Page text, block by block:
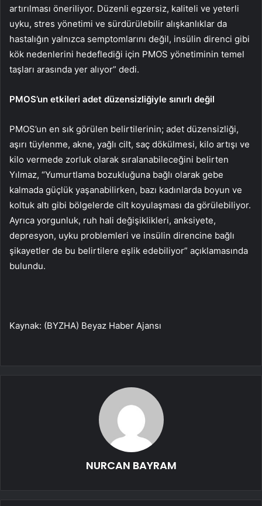
artırılması öneriliyor. Düzenli egzersiz, kaliteli ve yeterli
uyku, stres yönetimi ve sürdürülebilir alışkanlıklar da
hastalığın yalnızca semptomlarını değil, insülin direnci gibi
kök nedenlerini hedeflediği için PMOS yönetiminin temel
taşları arasında yer alıyor” dedi.
PMOS’un etkileri adet düzensizliğiyle sınırlı değil
PMOS’un en sık görülen belirtilerinin; adet düzensizliği,
aşırı tüylenme, akne, yağlı cilt, saç dökülmesi, kilo artışı ve
kilo vermede zorluk olarak sıralanabileceğini belirten
Yılmaz, “Yumurtlama bozukluğuna bağlı olarak gebe
kalmada güçlük yaşanabilirken, bazı kadınlarda boyun ve
koltuk altı gibi bölgelerde cilt koyulaşması da görülebiliyor.
Ayrıca yorgunluk, ruh hali değişiklikleri, anksiyete,
depresyon, uyku problemleri ve insülin direncine bağlı
şikayetler de bu belirtilere eşlik edebiliyor” açıklamasında
bulundu.
Kaynak: (BYZHA) Beyaz Haber Ajansı
NURCAN BAYRAM